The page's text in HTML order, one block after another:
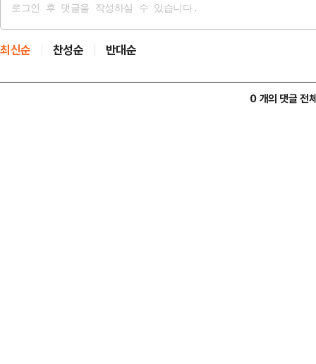
최신순 찬성순 반대순
0 개의 댓글 전